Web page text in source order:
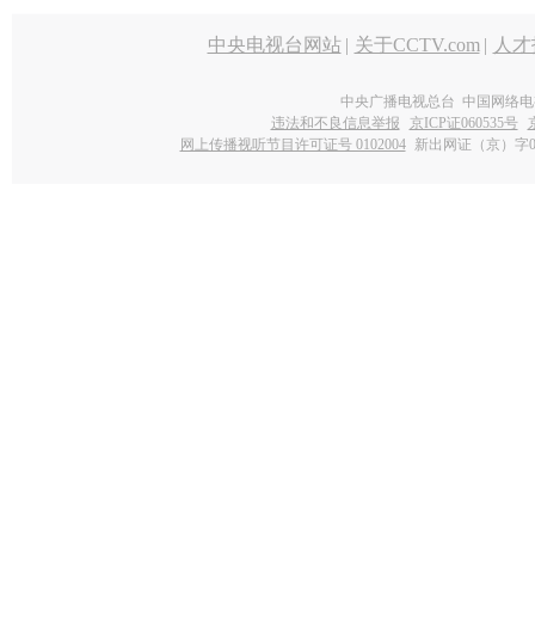
中央电视台网站 | 关于CCTV.com | 人
中央广播电视总台 中国网络
违法和不良信息举报
京ICP证060535号
网上传播视听节目许可证号 0102004 新出网证（京）